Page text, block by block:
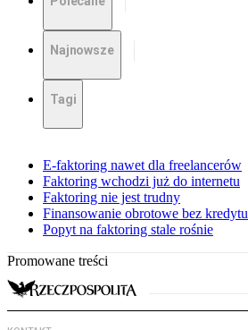
Najnowsze
Tagi
E-faktoring nawet dla freelancerów
Faktoring wchodzi już do internetu
Faktoring nie jest trudny
Finansowanie obrotowe bez kredytu
Popyt na faktoring stale rośnie
Promowane treści